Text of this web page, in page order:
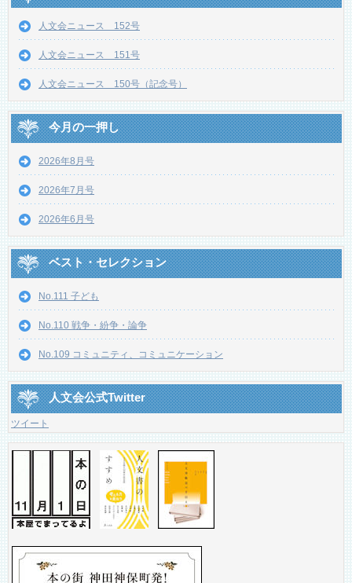
人文会ニュース 152号
人文会ニュース 151号
人文会ニュース 150号（記念号）
今月の一押し
2026年8月号
2026年7月号
2026年6月号
ベスト・セレクション
No.111 子ども
No.110 戦争・紛争・論争
No.109 コミュニティ、コミュニケーション
人文会公式Twitter
ツイート